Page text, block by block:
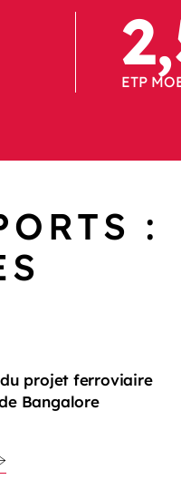
ETP
:
projet ferroviaire
Bangalore